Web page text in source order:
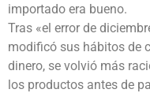
importado era bueno.
Tras «el error de
modificó sus hábitos de
dinero, se volvió más
los productos antes de